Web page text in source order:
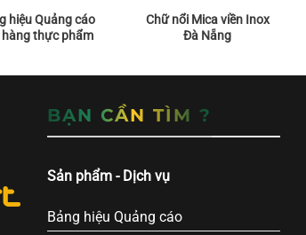
hiệu Quảng cáo
thực phẩm
Chữ nổi Mica viền Inox
Đà Nẵng
BẠN CẦN TÌM ?
Sản phẩm - Dịch vụ
Bảng hiệu Quảng cáo